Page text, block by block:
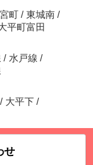
町 / 東城南 /
平町富田
/ 水戸線 /
/ 大平下 /
せ